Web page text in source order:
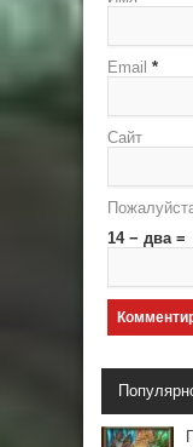
Email *
Сайт
14 − два =